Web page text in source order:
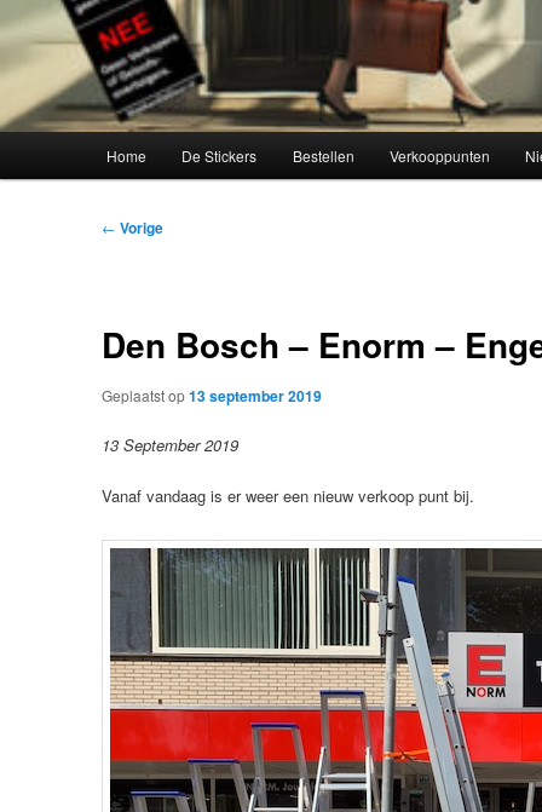
Home De Stickers Bestellen Verkooppunten
Bericht
← Vorige
Den Bosch – Enorm –
Geplaatst op13 september 2019
13 September 2019
Vanaf vandaag is er weer een nieuw verkoop punt bij.